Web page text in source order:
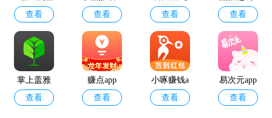
人
查看
pp
查看
语音引擎
最新版
查看
pp官方版
查看
掌上盖雅
考勤app官
查看
赚点app
查看
小啄赚钱a
pp
查看
易次元app
查看